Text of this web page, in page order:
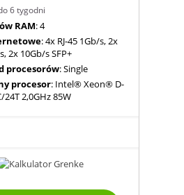
6 tygodni
RAM: 4
: 4x RJ-45 1Gb/s, 2x
2x 10Gb/s SFP+
procesorów: Single
procesor: Intel® Xeon® D-
24T 2,0GHz 85W